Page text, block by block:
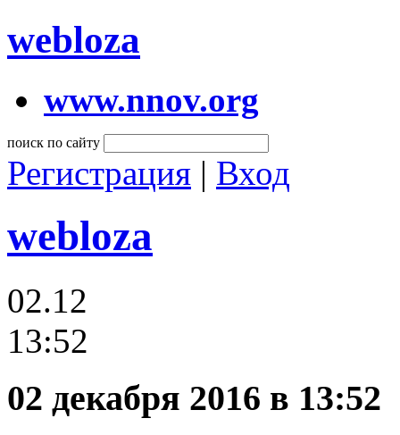
webloza
www.nnov.org
поиск по сайту
Регистрация | Вход
webloza
02.12
13:52
02 декабря 2016 в 13:52